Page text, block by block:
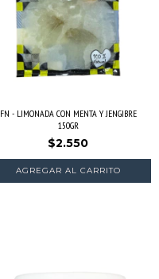
FN - LIMONADA CON MENTA Y JENGIBRE
150GR
$2.550